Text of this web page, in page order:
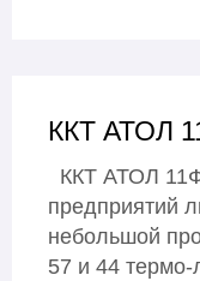
ККТ АТОЛ
ККТ АТОЛ
предприятий
небольшой
57 и 44